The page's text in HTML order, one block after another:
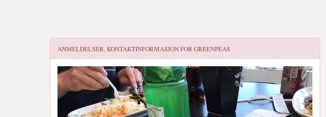
ANMELDELSER, KONTAKTINFORMASJON FORGREENPEAS